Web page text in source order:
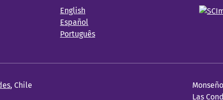
English
Español
Português
, Chile
Las